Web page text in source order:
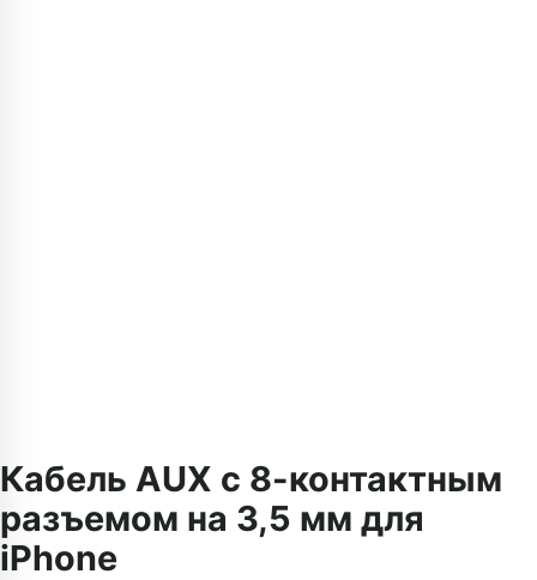
Кабель AUX с 8-контактным
разъемом на 3,5 мм для
iPhone